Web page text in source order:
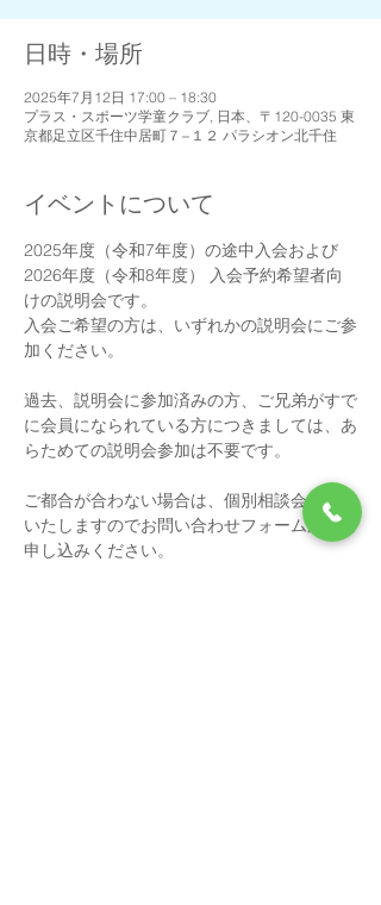
日時・場所
2025年7月12日 17:00 – 18:30
プラス・スポーツ学童クラブ, 日本、〒120-0035 東
京都足立区千住中居町７−１２ パラシオン北千住
イベントについて
2025年度（令和7年度）の途中入会および
2026年度（令和8年度） 入会予約希望者向
けの説明会です。
入会ご希望の方は、いずれかの説明会にご参
加ください。
過去、説明会に参加済みの方、ご兄弟がすで
に会員になられている方につきましては、あ
らためての説明会参加は不要です。
ご都合が合わない場合は、個別相談会を調整
いたしますのでお問い合わせフォームからお
申し込みください。